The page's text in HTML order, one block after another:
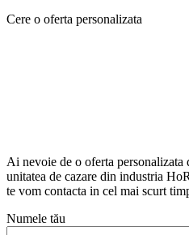
Cere o oferta personalizata
Ai nevoie de o oferta personalizata
unitatea de cazare din industria
te vom contacta in cel mai scurt
Numele tău